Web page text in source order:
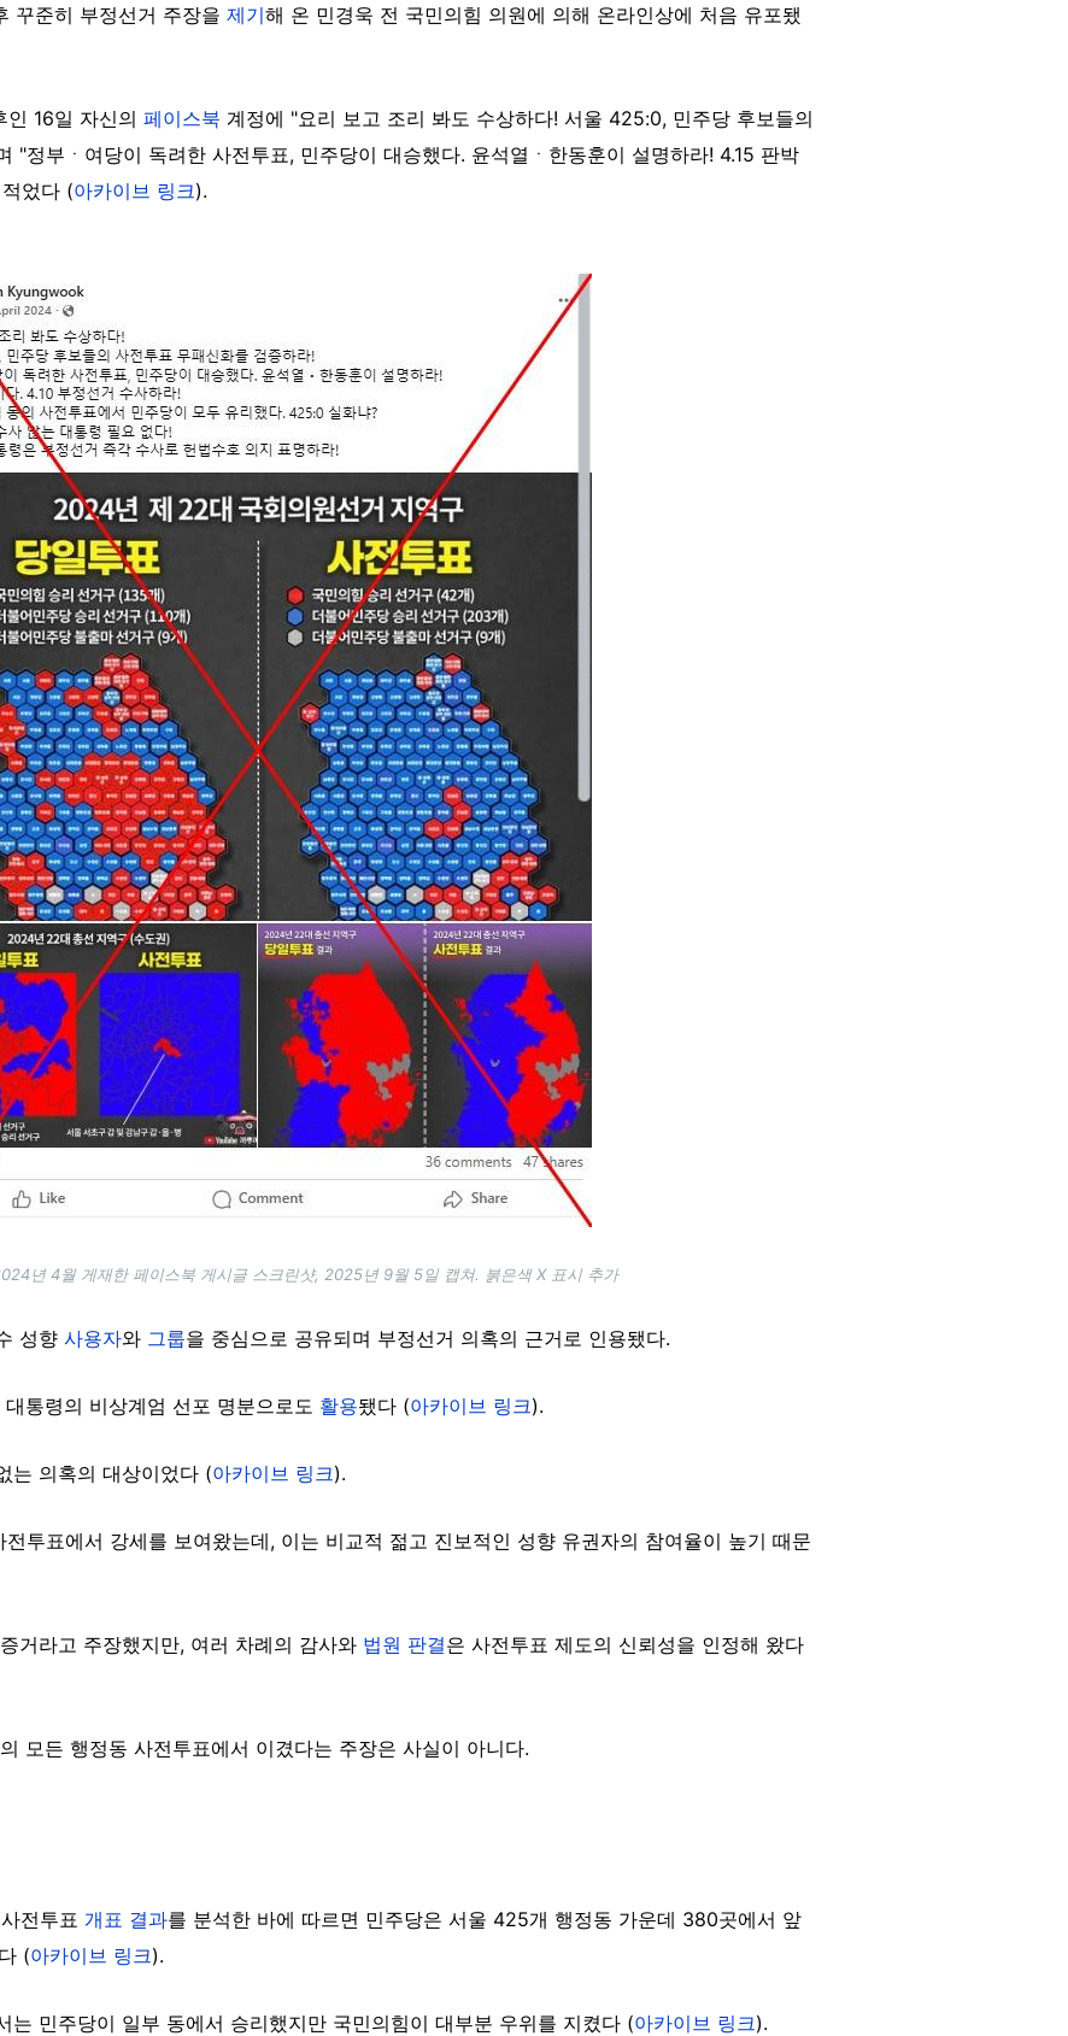
꾸준히 부정선거 주장을 제기해 온 민경욱 전 국민의힘 의원에 의해 온라인상에 처음 유포됐
인 16일 자신의 페이스북 계정에 "요리 보고 조리 봐도 수상하다! 서울 425:0, 민주당 후보들의
"정부ㆍ여당이 독려한 사전투표, 민주당이 대승했다. 윤석열ㆍ한동훈이 설명하라! 4.15 판박
었다 (아카이브 링크).
년 4월 게재한 페이스북 게시글 스크린샷, 2025년 9월 5일 캡쳐. 붉은색 X 표시 추가
성향 사용자와 그룹을 중심으로 공유되며 부정선거 의혹의 근거로 인용됐다.
통령의 비상계엄 선포 명분으로도 활용됐다 (아카이브 링크).
는 의혹의 대상이었다 (아카이브 링크).
투표에서 강세를 보여왔는데, 이는 비교적 젊고 진보적인 성향 유권자의 참여율이 높기 때문
거라고 주장했지만, 여러 차례의 감사와 법원 판결은 사전투표 제도의 신뢰성을 인정해 왔다
모든 행정동 사전투표에서 이겼다는 주장은 사실이 아니다.
전투표 개표 결과를 분석한 바에 따르면 민주당은 서울 425개 행정동 가운데 380곳에서 앞
(아카이브 링크).
는 민주당이 일부 동에서 승리했지만 국민의힘이 대부분 우위를 지켰다 (아카이브 링크).